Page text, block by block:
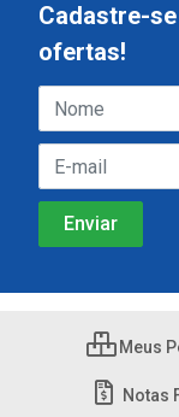
Cadastre-
ofertas!
Meus
Notas